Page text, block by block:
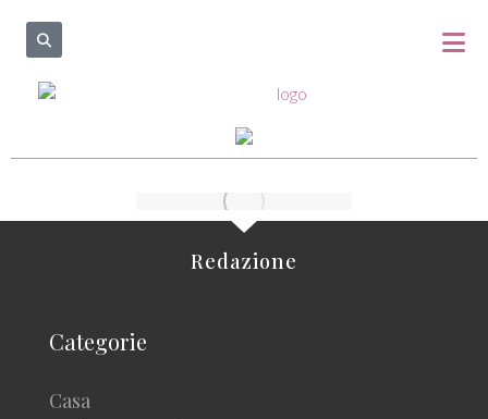
Redazione
Categorie
Casa